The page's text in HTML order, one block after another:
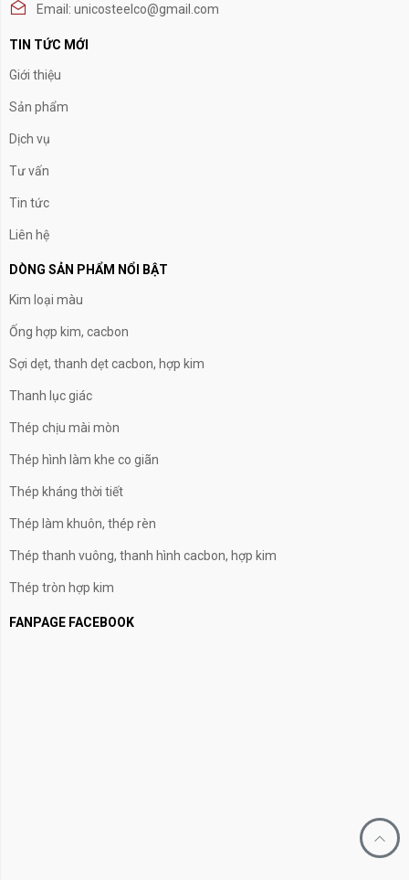
Email: unicosteelco@gmail.com
TIN TỨC MỚI
Giới thiệu
Sản phẩm
Dịch vụ
Tư vấn
Tin tức
Liên hệ
DÒNG SẢN PHẨM NỔI BẬT
Kim loại màu
Ống hợp kim, cacbon
Sợi dẹt, thanh dẹt cacbon, hợp kim
Thanh lục giác
Thép chịu mài mòn
Thép hình làm khe co giãn
Thép kháng thời tiết
Thép làm khuôn, thép rèn
Thép thanh vuông, thanh hình cacbon, hợp kim
Thép tròn hợp kim
FANPAGE FACEBOOK